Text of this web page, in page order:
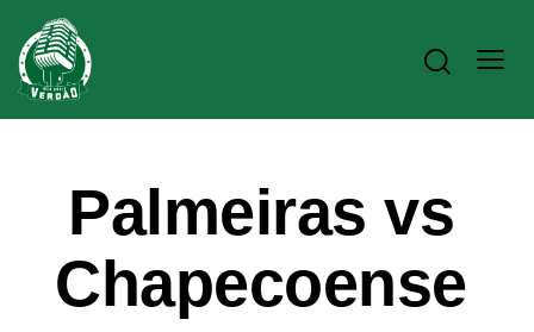
Palmeiras vs
Chapecoense